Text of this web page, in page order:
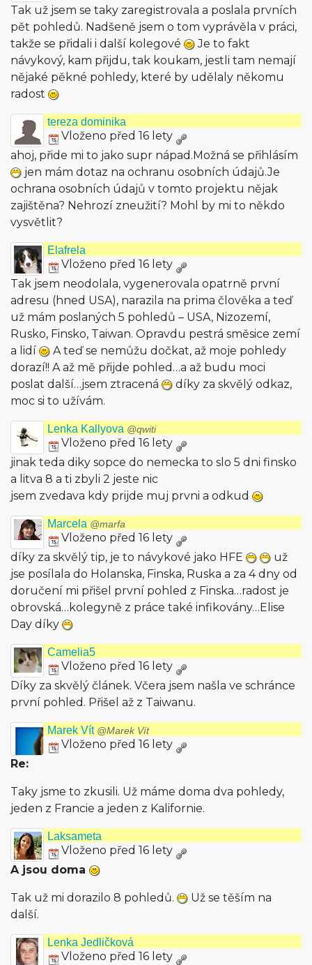
Tak už jsem se taky zaregistrovala a poslala prvních
pět pohledů. Nadšeně jsem o tom vyprávěla v práci,
takže se přidali i další kolegové
Je to fakt
návykový, kam přijdu, tak koukam, jestli tam nemají
nějaké pěkné pohledy, které by udělaly někomu
radost
tereza dominika
Vloženo před 16 lety
ahoj, přide mi to jako supr nápad.Možná se přihlásím
jen mám dotaz na ochranu osobních údajů.Je
ochrana osobních údajů v tomto projektu nějak
zajištěna? Nehrozí zneužití? Mohl by mi to někdo
vysvětlit?
Elafrela
Vloženo před 16 lety
Tak jsem neodolala, vygenerovala opatrně první
adresu (hned USA), narazila na prima člověka a teď
už mám poslaných 5 pohledů – USA, Nizozemí,
Rusko, Finsko, Taiwan. Opravdu pestrá směsice zemí
a lidí
A teď se nemůžu dočkat, až moje pohledy
dorazí!! A až mě přijde pohled…a až budu moci
poslat další…jsem ztracená
díky za skvělý odkaz,
moc si to užívám.
Lenka Kallyova @qwiti
Vloženo před 16 lety
jinak teda diky sopce do nemecka to slo 5 dni finsko
a litva 8 a ti zbyli 2 jeste nic
jsem zvedava kdy prijde muj prvni a odkud
Marcela @marfa
Vloženo před 16 lety
díky za skvělý tip, je to návykové jako HFE
už
jse posílala do Holanska, Finska, Ruska a za 4 dny od
doručení mi přišel první pohled z Finska…radost je
obrovská…kolegyně z práce také infikovány…Elise
Day díky
Camelia5
Vloženo před 16 lety
Díky za skvělý článek. Včera jsem našla ve schránce
první pohled. Přišel až z Taiwanu.
Marek Vít @Marek Vít
Vloženo před 16 lety
Re:
Taky jsme to zkusili. Už máme doma dva pohledy,
jeden z Francie a jeden z Kalifornie.
Laksameta
Vloženo před 16 lety
A jsou doma
Tak už mi dorazilo 8 pohledů.
Už se těším na
další.
Lenka Jedličková
Vloženo před 16 lety